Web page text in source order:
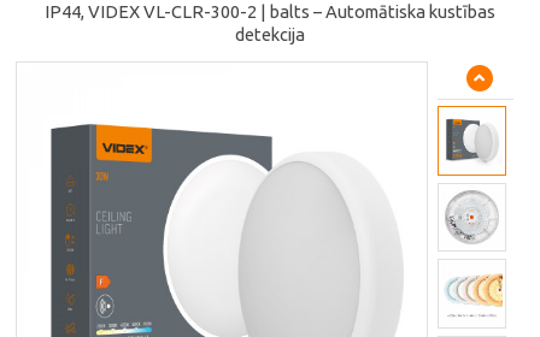
IP44, VIDEX VL-CLR-300-2 | balts – Automātiska kustības
detekcija